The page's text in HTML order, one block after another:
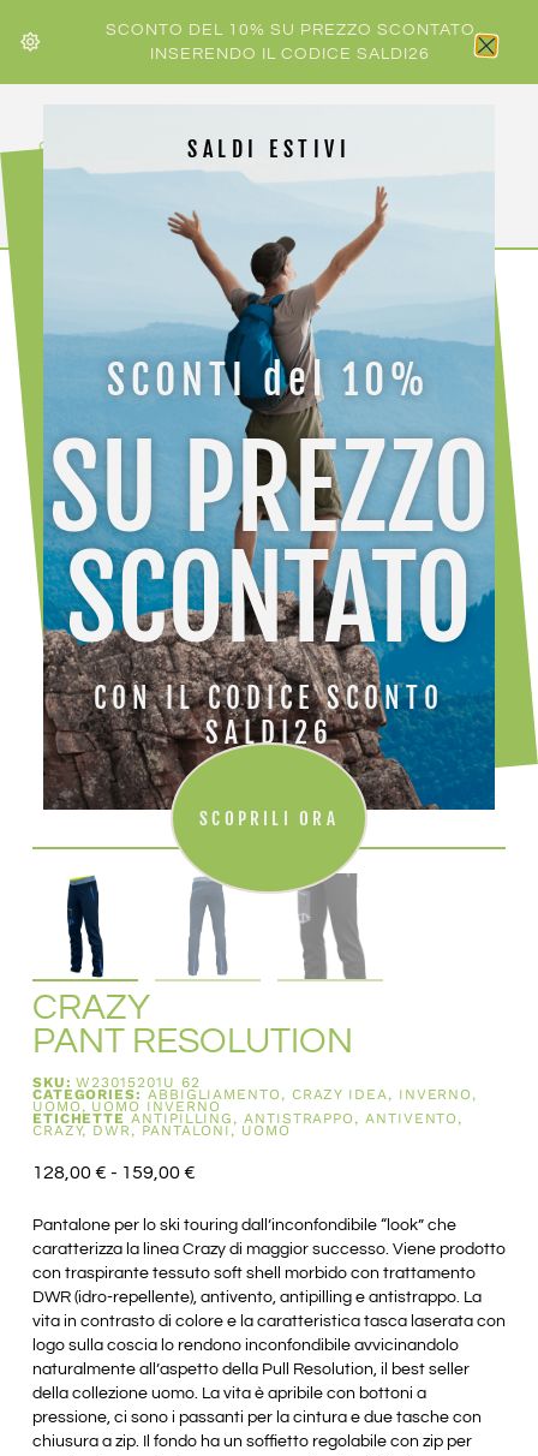
SCONTO DEL 10% SU PREZZO SCONTATO
INSERENDO IL CODICE SALDI26
HOME /UOMO / CRAZY PANT RESOLUTION
CRAZY
PANT RESOLUTION
SKU:W23015201U 62
CATEGORIES: ABBIGLIAMENTO , CRAZY IDEA, INVERNO ,
UOMO , UOMO INVERNO
ETICHETTE ANTIPILLING ,ANTISTRAPPO ,ANTIVENTO ,
CRAZY, DWR, PANTALONI , UOMO
128,00 € - 159,00 €
Pantalone per lo ski touring dall’inconfondibile “look” che
caratterizza la linea Crazy di maggior successo. Viene prodotto
con traspirante tessuto soft shell morbido con trattamento
DWR (idro-repellente), antivento, antipilling e antistrappo. La
vita in contrasto di colore e la caratteristica tasca laserata con
logo sulla coscia lo rendono inconfondibile avvicinandolo
naturalmente all’aspetto della Pull Resolution, il best seller
della collezione uomo. La vita è apribile con bottoni a
pressione, ci sono i passanti per la cintura e due tasche con
chiusura a zip. Il fondo ha un soffietto regolabile con zip per
SALDI ESTIVI
SCONTI del 10%
SU PREZZO
SCONTATO
CON IL CODICE SCONTO
SALDI26
SCOPRILI ORA